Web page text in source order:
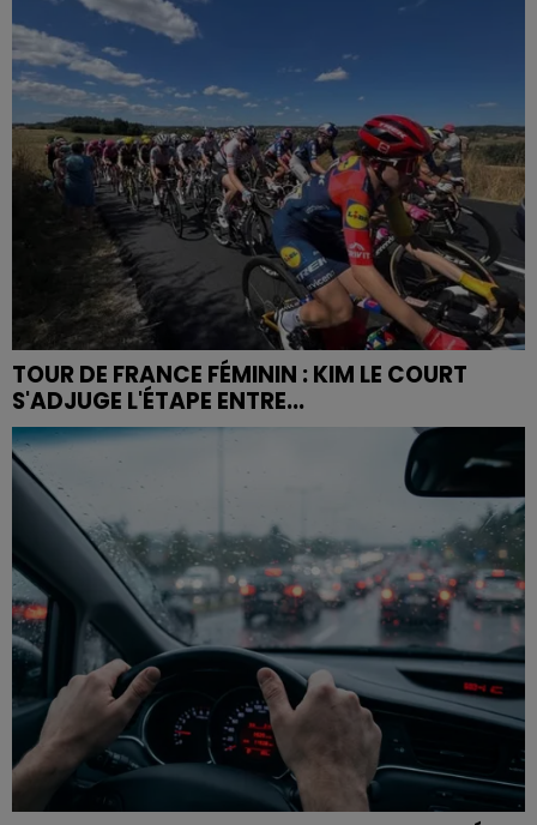
TOUR DE FRANCE FÉMININ : KIM LE COURT
S'ADJUGE L'ÉTAPE ENTRE...